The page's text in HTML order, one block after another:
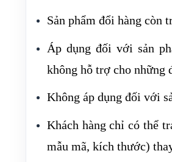
Sản phẩm đổi hàng còn
Áp dụng đối với sản
không hỗ trợ cho những
Không áp dụng đối với
Khách hàng chỉ có thể
mẫu mã, kích thước)